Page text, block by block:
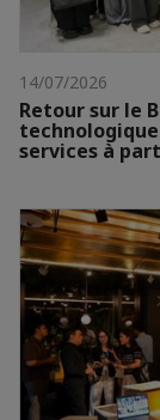
14/07/2026
Retour sur le
services à